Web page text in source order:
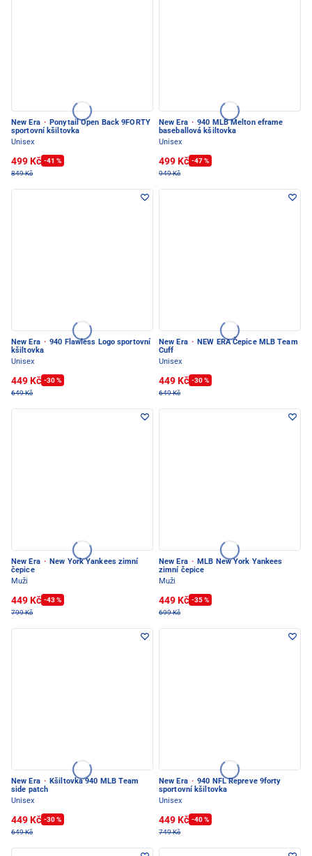
New Era · Ponytail Open Back 9FORTY
sportovní kšiltovka
Unisex
499 Kč -41 %
849 Kč
New Era · 940 MLB Melton eframe
baseballová kšiltovka
Unisex
499 Kč -47 %
949 Kč
New Era · 940 Flawless Logo sportovní
kšiltovka
Unisex
449 Kč -30 %
649 Kč
New Era · NEW ERA Čepice MLB Team
Cuff
Unisex
449 Kč -30 %
649 Kč
New Era · New York Yankees zimní
čepice
Muži
449 Kč -43 %
799 Kč
New Era · MLB New York Yankees
zimní čepice
Muži
449 Kč -35 %
699 Kč
New Era · Kšiltovka 940 MLB Team
side patch
Unisex
449 Kč -30 %
649 Kč
New Era · 940 NFL Repreve 9forty
sportovní kšiltovka
Unisex
449 Kč -40 %
749 Kč